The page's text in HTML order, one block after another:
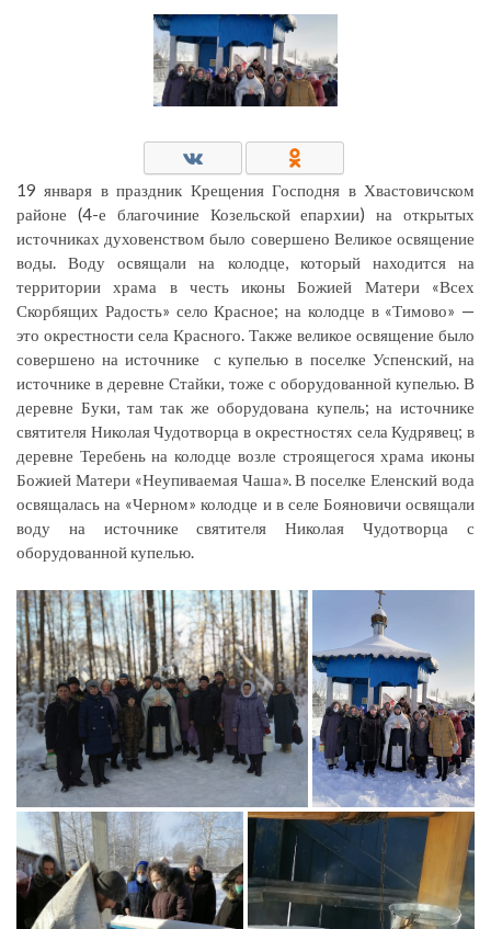
19 января в праздник Крещения Господня в Хвастовичском
районе (4-е благочиние Козельской епархии) на открытых
источниках духовенством было совершено Великое освящение
воды. Воду освящали на колодце, который находится на
территории храма в честь иконы Божией Матери «Всех
Скорбящих Радость» село Красное; на колодце в «Тимово» —
это окрестности села Красного. Также великое освящение было
совершено на источнике с купелью в поселке Успенский, на
источнике в деревне Стайки, тоже с оборудованной купелью. В
деревне Буки, там так же оборудована купель; на источнике
святителя Николая Чудотворца в окрестностях села Кудрявец; в
деревне Теребень на колодце возле строящегося храма иконы
Божией Матери «Неупиваемая Чаша». В поселке Еленский вода
освящалась на «Черном» колодце и в селе Бояновичи освящали
воду на источнике святителя Николая Чудотворца с
оборудованной купелью.